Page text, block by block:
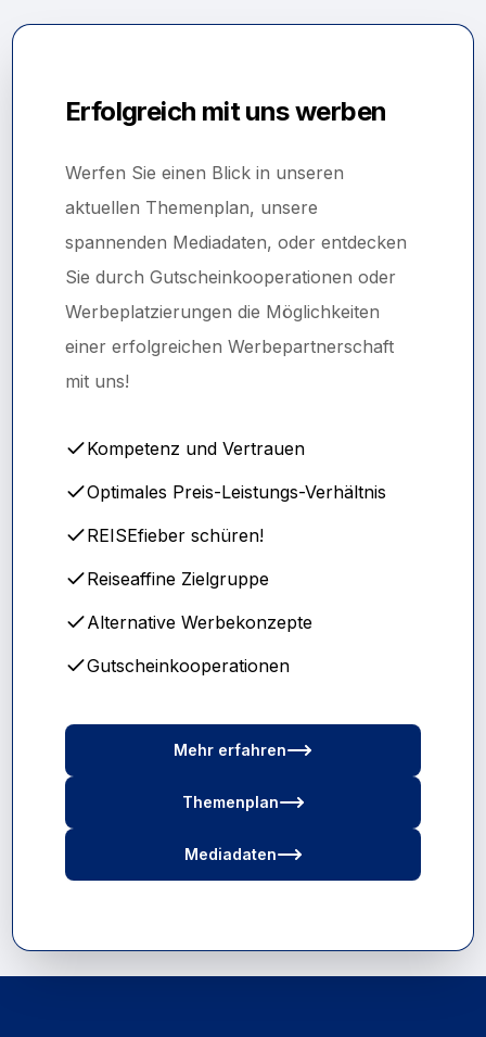
Erfolgreich mit uns werben
Werfen Sie einen Blick in unseren
aktuellen Themenplan, unsere
spannenden Mediadaten, oder entdecken
Sie durch Gutscheinkooperationen oder
Werbeplatzierungen die Möglichkeiten
einer erfolgreichen Werbepartnerschaft
mit uns!
Kompetenz und Vertrauen
Optimales Preis-Leistungs-Verhältnis
REISEfieber schüren!
Reiseaffine Zielgruppe
Alternative Werbekonzepte
Gutscheinkooperationen
Mehr erfahren
Themenplan
Mediadaten